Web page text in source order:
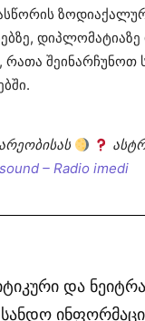
შეინარჩუნოთ
– Radio imedi
და